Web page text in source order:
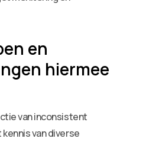
en
hiermee
van inconsistent
van diverse